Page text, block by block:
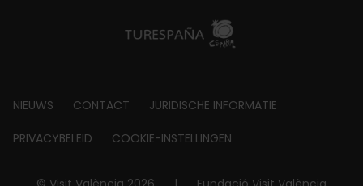
Footer
about
NIEUWS CONTACT JURIDISCHE INFORMATIE
PRIVACYBELEID COOKIE-INSTELLINGEN